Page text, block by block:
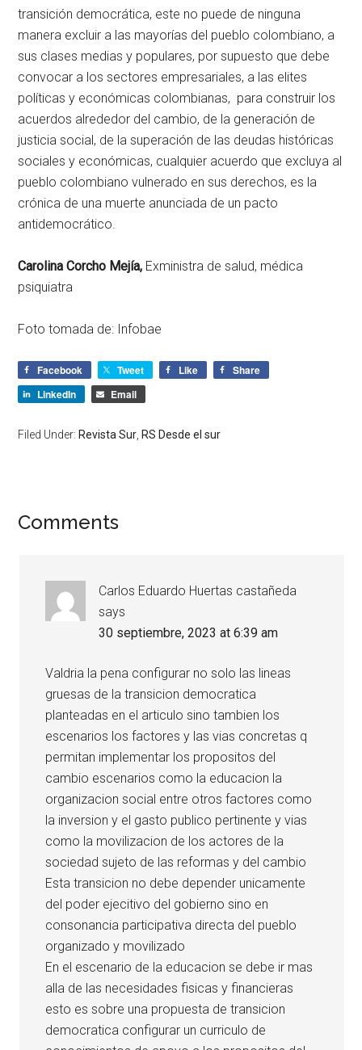
transición democrática, este no puede de ninguna
manera excluir a las mayorías del pueblo colombiano, a
sus clases medias y populares, por supuesto que debe
convocar a los sectores empresariales, a las elites
políticas y económicas colombianas, para construir los
acuerdos alrededor del cambio, de la generación de
justicia social, de la superación de las deudas históricas
sociales y económicas, cualquier acuerdo que excluya al
pueblo colombiano vulnerado en sus derechos, es la
crónica de una muerte anunciada de un pacto
antidemocrático.
Carolina Corcho Mejía, Exministra de salud, médica
psiquiatra
Foto tomada de: Infobae
Facebook Tweet Like
Share
LinkedIn
Email
Filed Under: Revista Sur, RS Desde el sur
Comments
Carlos Eduardo Huertas castañeda
says
30 septiembre, 2023 at 6:39 am
Valdria la pena configurar no solo las lineas
gruesas de la transicion democratica
planteadas en el articulo sino tambien los
escenarios los factores y las vias concretas q
permitan implementar los propositos del
cambio escenarios como la educacion la
organizacion social entre otros factores como
la inversion y el gasto publico pertinente y vias
como la movilizacion de los actores de la
sociedad sujeto de las reformas y del cambio
Esta transicion no debe depender unicamente
del poder ejecitivo del gobierno sino en
consonancia participativa directa del pueblo
organizado y movilizado
En el escenario de la educacion se debe ir mas
alla de las necesidades fisicas y financieras
esto es sobre una propuesta de transicion
democratica configurar un curriculo de